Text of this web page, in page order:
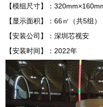
【模组尺寸】：
【显示面积】：66㎡（共5组）
【安装公司】：深圳芯视安
【安装时间】：2022年